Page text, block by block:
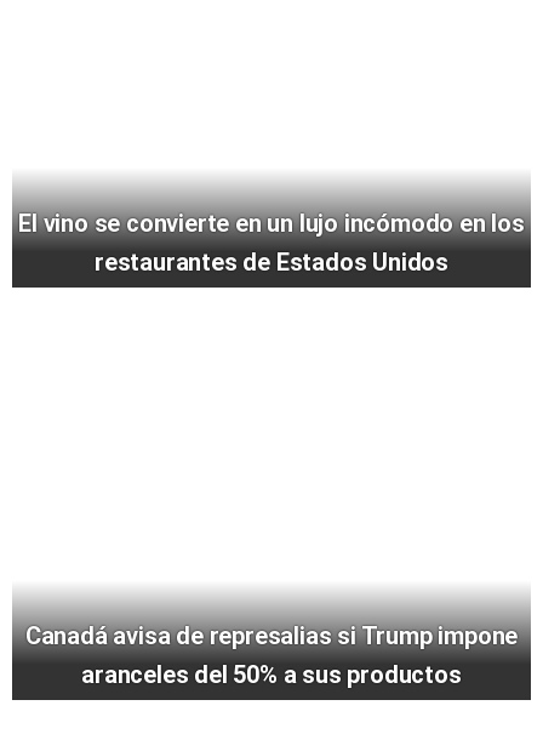
El vino se convierte en un lujo incómodo en los
restaurantes de Estados Unidos
Canadá avisa de represalias si Trump impone
aranceles del 50% a sus productos